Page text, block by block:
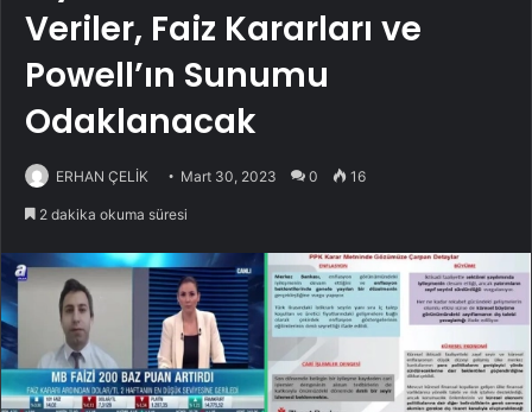
Veriler, Faiz Kararları ve
Powell’ın Sunumu
Odaklanacak
ERHAN ÇELİK Mart 30, 2023 0 16
2 dakika okuma süresi